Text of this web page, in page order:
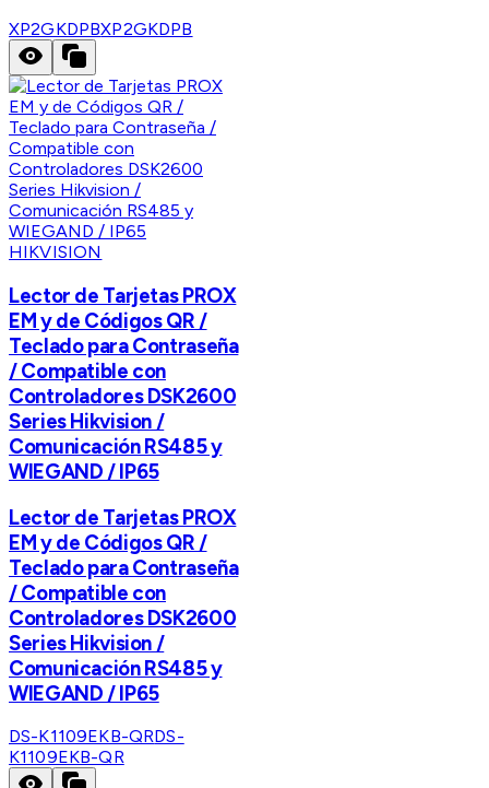
XP2GKDPBXP2GKDPB
HIKVISION
Lector de Tarjetas PROX
EM y de Códigos QR /
Teclado para Contraseña
/ Compatible con
Controladores DSK2600
Series Hikvision /
Comunicación RS485 y
WIEGAND / IP65
Lector de Tarjetas PROX
EM y de Códigos QR /
Teclado para Contraseña
/ Compatible con
Controladores DSK2600
Series Hikvision /
Comunicación RS485 y
WIEGAND / IP65
DS-K1109EKB-QRDS-
K1109EKB-QR